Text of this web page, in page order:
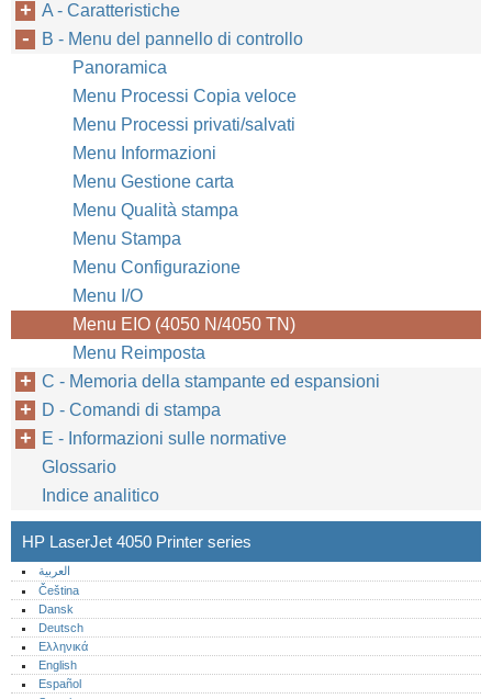
A - Caratteristiche
B - Menu del pannello di controllo
Panoramica
Menu Processi Copia veloce
Menu Processi privati/salvati
Menu Informazioni
Menu Gestione carta
Menu Qualità stampa
Menu Stampa
Menu Configurazione
Menu I/O
Menu EIO (4050 N/4050 TN)
Menu Reimposta
C - Memoria della stampante ed espansioni
D - Comandi di stampa
E - Informazioni sulle normative
Glossario
Indice analitico
HP LaserJet 4050 Printer series
العربية
Čeština
Dansk
Deutsch
Ελληνικά
English
Español